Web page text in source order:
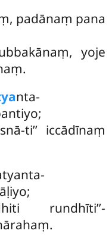
padānaṃ pana
yoje
nta-
ti’’ iccādīnaṃ
rundhīti’’-